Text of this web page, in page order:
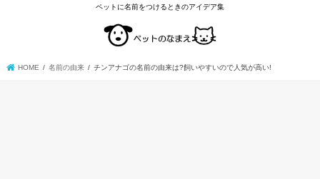
ペットに名前をつけるときのアイデア集
HOME 名前の由来 チンアナゴの名前の由来は?飼いやすいので人気が高い!